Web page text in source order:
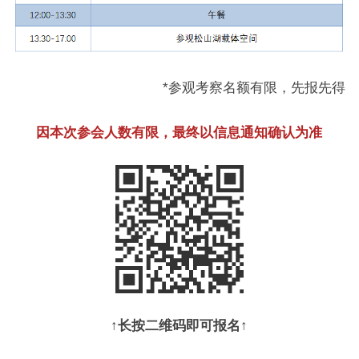
*参观考察名额有限，先报先得
因本次参会人数有限，最终以信息通知确认为准
↑长按二维码即可报名↑